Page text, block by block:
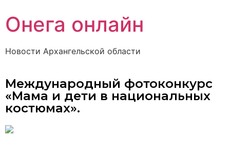
Онега онлайн
Новости Архангельской области
Международный фотоконкурс
«Мама и дети в национальных
костюмах».